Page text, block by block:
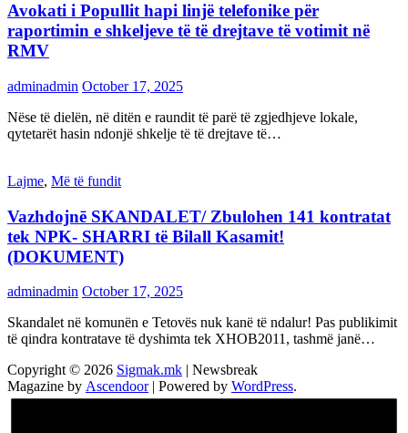
Avokati i Popullit hapi linjë telefonike për
raportimin e shkeljeve të të drejtave të votimit në
RMV
adminadmin October 17, 2025
Nëse të dielën, në ditën e raundit të parë të zgjedhjeve lokale,
qytetarët hasin ndonjë shkelje të të drejtave të…
Lajme, Më të fundit
Vazhdojnē SKANDALET/ Zbulohen 141 kontratat
tek NPK- SHARRI të Bilall Kasamit!
(DOKUMENT)
adminadmin October 17, 2025
Skandalet në komunën e Tetovës nuk kanë të ndalur! Pas publikimit
të qindra kontratave të dyshimta tek XHOB2011, tashmë janë…
Copyright © 2026 Sigmak.mk | Newsbreak
Magazine by Ascendoor| Powered by WordPress.